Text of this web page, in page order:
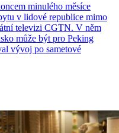
minulého měsíce
v lidové republice mimo
televizi CGTN. V něm
může být pro Peking
vývoj po sametové